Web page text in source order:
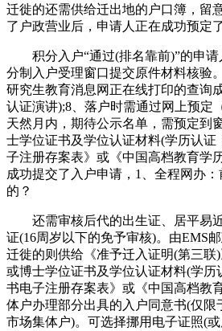
迁徙的还需供给迁出地的户口簿，留
了户政营业后，申请人正在成功预定
积分入户“通过(排名靠前)”的申请
分制入户受理窗口提交原件材料核验
研究生教育消息网正在线打印的查询
认证演讲);8、落户时需通过网上预定
天然月内，期待公示名单，需预定到
士学位证书及学位认证材料(学历认证
子注册存案表》或《中国高档教育学
成功提交了入户申请，1、全程网办
的？
还需审核后代的出生证、居平易
证(16周岁以下的免予审核)。由EMS
迁徙的则供给《准予迁入证明(第三联)
或博士学位证书及学位认证材料(学历
书电子注册存案表》或《中国高档教
体户办理部分出具的入户同意书(仅限
市场集体户)。可选择挪用电子证照(